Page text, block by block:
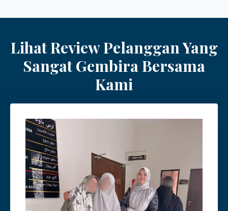
Lihat Review Pelanggan Yang
Sangat Gembira Bersama
Kami